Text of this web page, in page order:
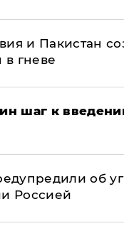
и Пакистан
гневе
шаг к
об
Россией